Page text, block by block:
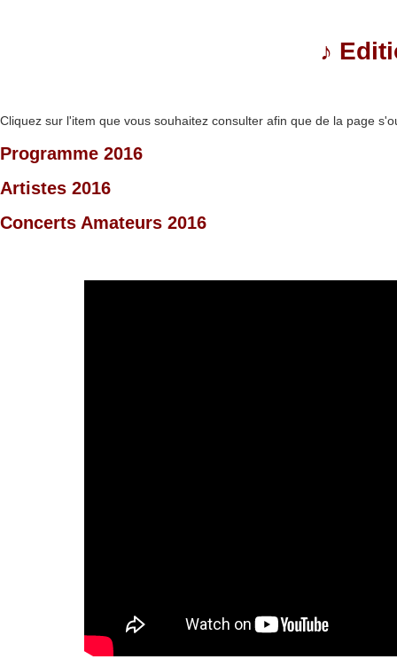
♪
Cliquez sur l'item que vous souhaitez consulter afin que de la page
Programme 2016
Artistes 2016
Concerts Amateurs 2016